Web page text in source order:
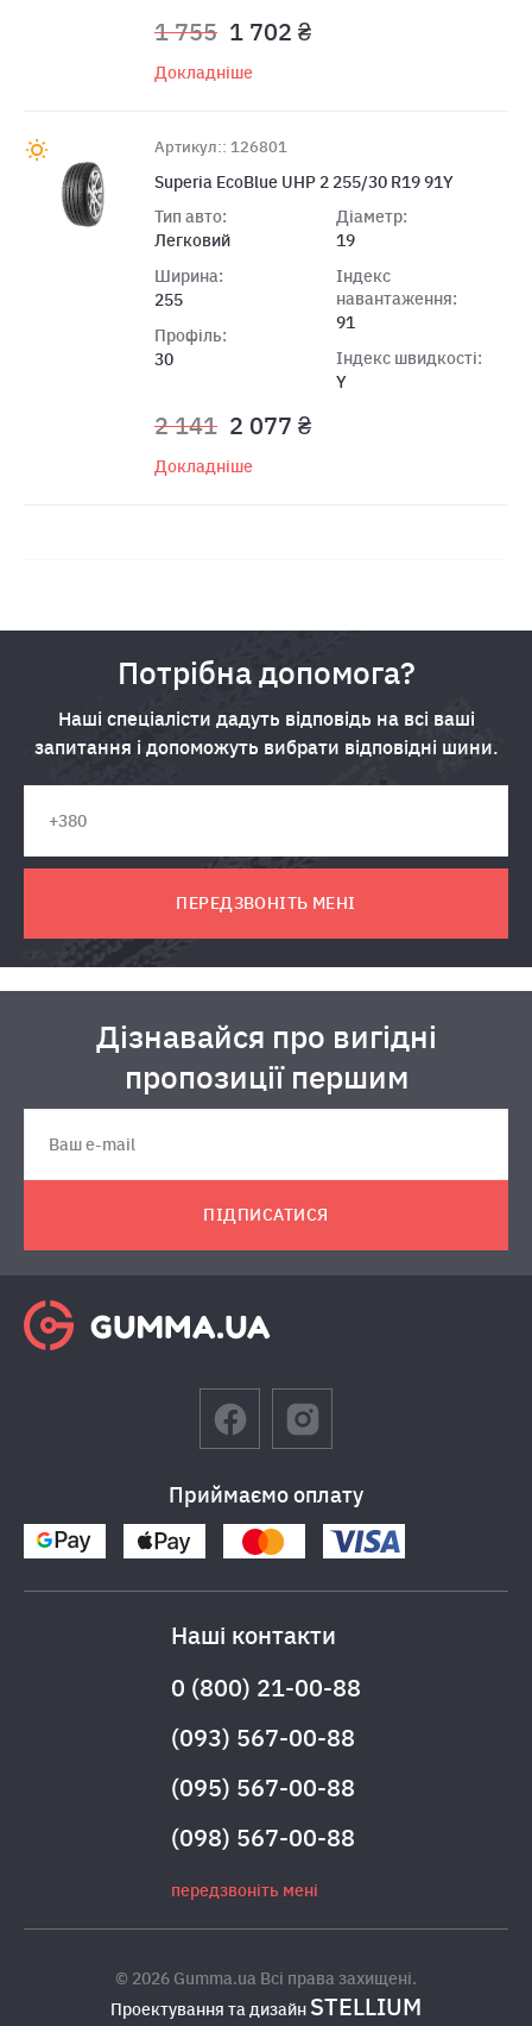
1 755 1 702 ₴
Докладніше
Артикул:: 126801
Superia EcoBlue UHP 2 255/30 R19 91Y
Тип авто:
Легковий
Ширина:
255
Профіль:
30
Діаметр:
19
Індекс
навантаження:
91
Індекс швидкості:
Y
2 141 2 077 ₴
Докладніше
Потрібна допомога?
Наші спеціалісти дадуть відповідь на всі ваші
запитання і допоможуть вибрати відповідні шини.
ПЕРЕДЗВОНІТЬ МЕНІ
Дізнавайся про вигідні
пропозиції першим
ПІДПИСАТИСЯ
Приймаємо оплату
Наші контакти
0 (800) 21-00-88
(093) 567-00-88
(095) 567-00-88
(098) 567-00-88
передзвоніть мені
© 2026 Gumma.ua Всі права захищені.
Проектування та дизайн STELLIUM